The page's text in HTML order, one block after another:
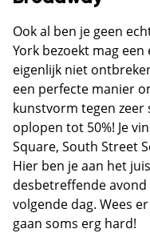
Ook al ben je geen
York bezoekt mag
eigenlijk niet
een perfecte manier
kunstvorm tegen zeer
oplopen tot 50%! Je
Square, South Street
Hier ben je aan het
desbetreffende
volgende dag. Wees
gaan soms erg hard!